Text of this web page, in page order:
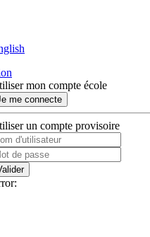
mon compte école
me connecte
un compte provisoire